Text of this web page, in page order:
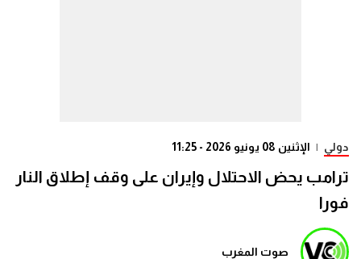
دولي | الإثنين 08 يونيو 2026 - 11:25
ترامب يحض الاحتلال وإيران على وقف إطلاق النار
فورا
صوت المغرب